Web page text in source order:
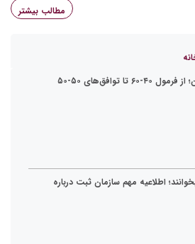
مطالب بیشتر
توافق‌های ۵۰-۵۰
اطلاعیه مهم سازمان ثبت درباره